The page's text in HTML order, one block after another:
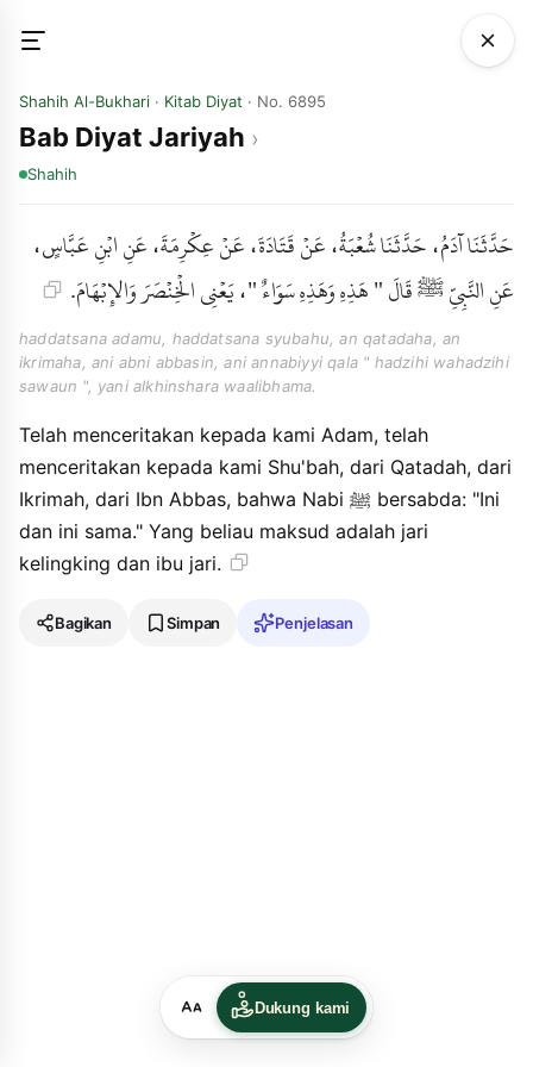
Shahih Al-Bukhari · Kitab Diyat · No. 6895
Bab Diyat Jariyah
Shahih
حَدَّثَنَا آدَمُ، حَدَّثَنَا شُعْبَةُ، عَنْ قَتَادَةَ، عَنْ عِكْرِمَةَ، عَنِ ابْنِ عَبَّاسٍ،
عَنِ النَّبِيِّ ﷺ قَالَ " هَذِهِ وَهَذِهِ سَوَاءٌ "، يَعْنِي الْخِنْصَرَ وَالإِبْهَامَ.
haddatsana adamu, haddatsana syubahu, an qatadaha, an
ikrimaha, ani abni abbasin, ani annabiyyi qala " hadzihi wahadzihi
sawaun ", yani alkhinshara waalibhama.
Telah menceritakan kepada kami Adam, telah
menceritakan kepada kami Shu'bah, dari Qatadah, dari
Ikrimah, dari Ibn Abbas, bahwa Nabi ﷺ bersabda: "Ini
dan ini sama." Yang beliau maksud adalah jari
kelingking dan ibu jari.
Bagikan Simpan Penjelasan
Dukung kami